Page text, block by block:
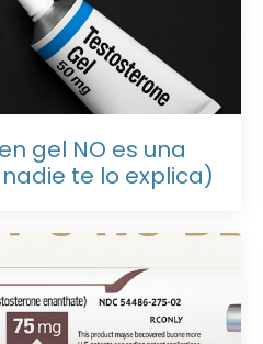
gel NO es una
te lo explica)